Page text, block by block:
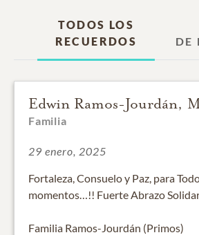
TODOS LOS
RECUERDOS
DE
Edwin Ramos-Jourdán,
Familia
29 enero, 2025
Fortaleza, Consuelo y Paz, para
momentos…!! Fuerte Abrazo
Familia Ramos-Jourdán (Primos)